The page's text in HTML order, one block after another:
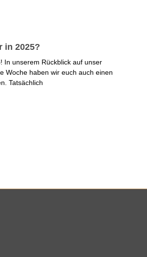
in 2025?
In unserem Rückblick auf unser
Woche haben wir euch auch einen
Tatsächlich